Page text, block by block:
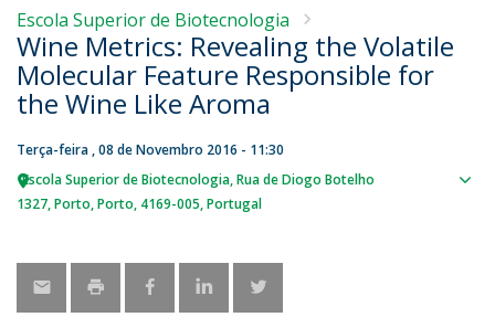
Escola Superior de Biotecnologia
Wine Metrics: Revealing the Volatile
Molecular Feature Responsible for
the Wine Like Aroma
Terça-feira , 08 de Novembro 2016 - 11:30
Escola Superior de Biotecnologia Rua de Diogo Botelho
1327 Porto Porto 4169-005 Portugal